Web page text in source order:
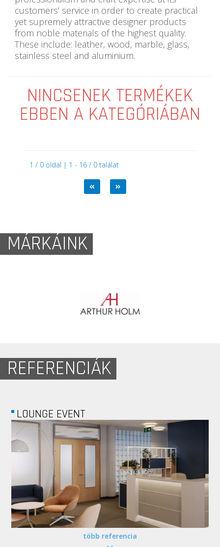
customers’ service in order to create practical
yet supremely attractive designer products
from noble materials of the highest quality.
These include: leather, wood, marble, glass,
stainless steel and aluminium.
NINCSENEK TERMÉKEK
EBBEN A KATEGÓRIÁBAN
1 / 0 oldal | 1 - 16 / 0 találat
MÁRKÁINK
REFERENCIÁK
APOLLO BUSINESS...
több referencia